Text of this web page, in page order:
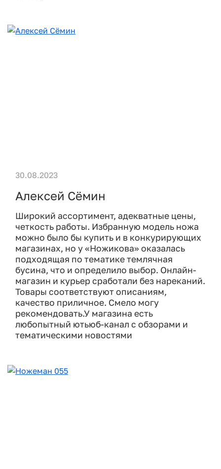
Алексей Сёмин
Широкий ассортимент, адекватные цены,
четкость работы. Избранную модель ножа
можно было бы купить и в конкурирующих
магазинах, но у «Ножикова» оказалась
подходящая по тематике темлячная
бусина, что и определило выбор. Онлайн-
магазин и курьер сработали без нареканий.
Товары соответствуют описаниям,
качество приличное. Смело могу
рекомендовать.У магазина есть
любопытный ютьюб-канал с обзорами и
тематическими новостями
30.08.2023